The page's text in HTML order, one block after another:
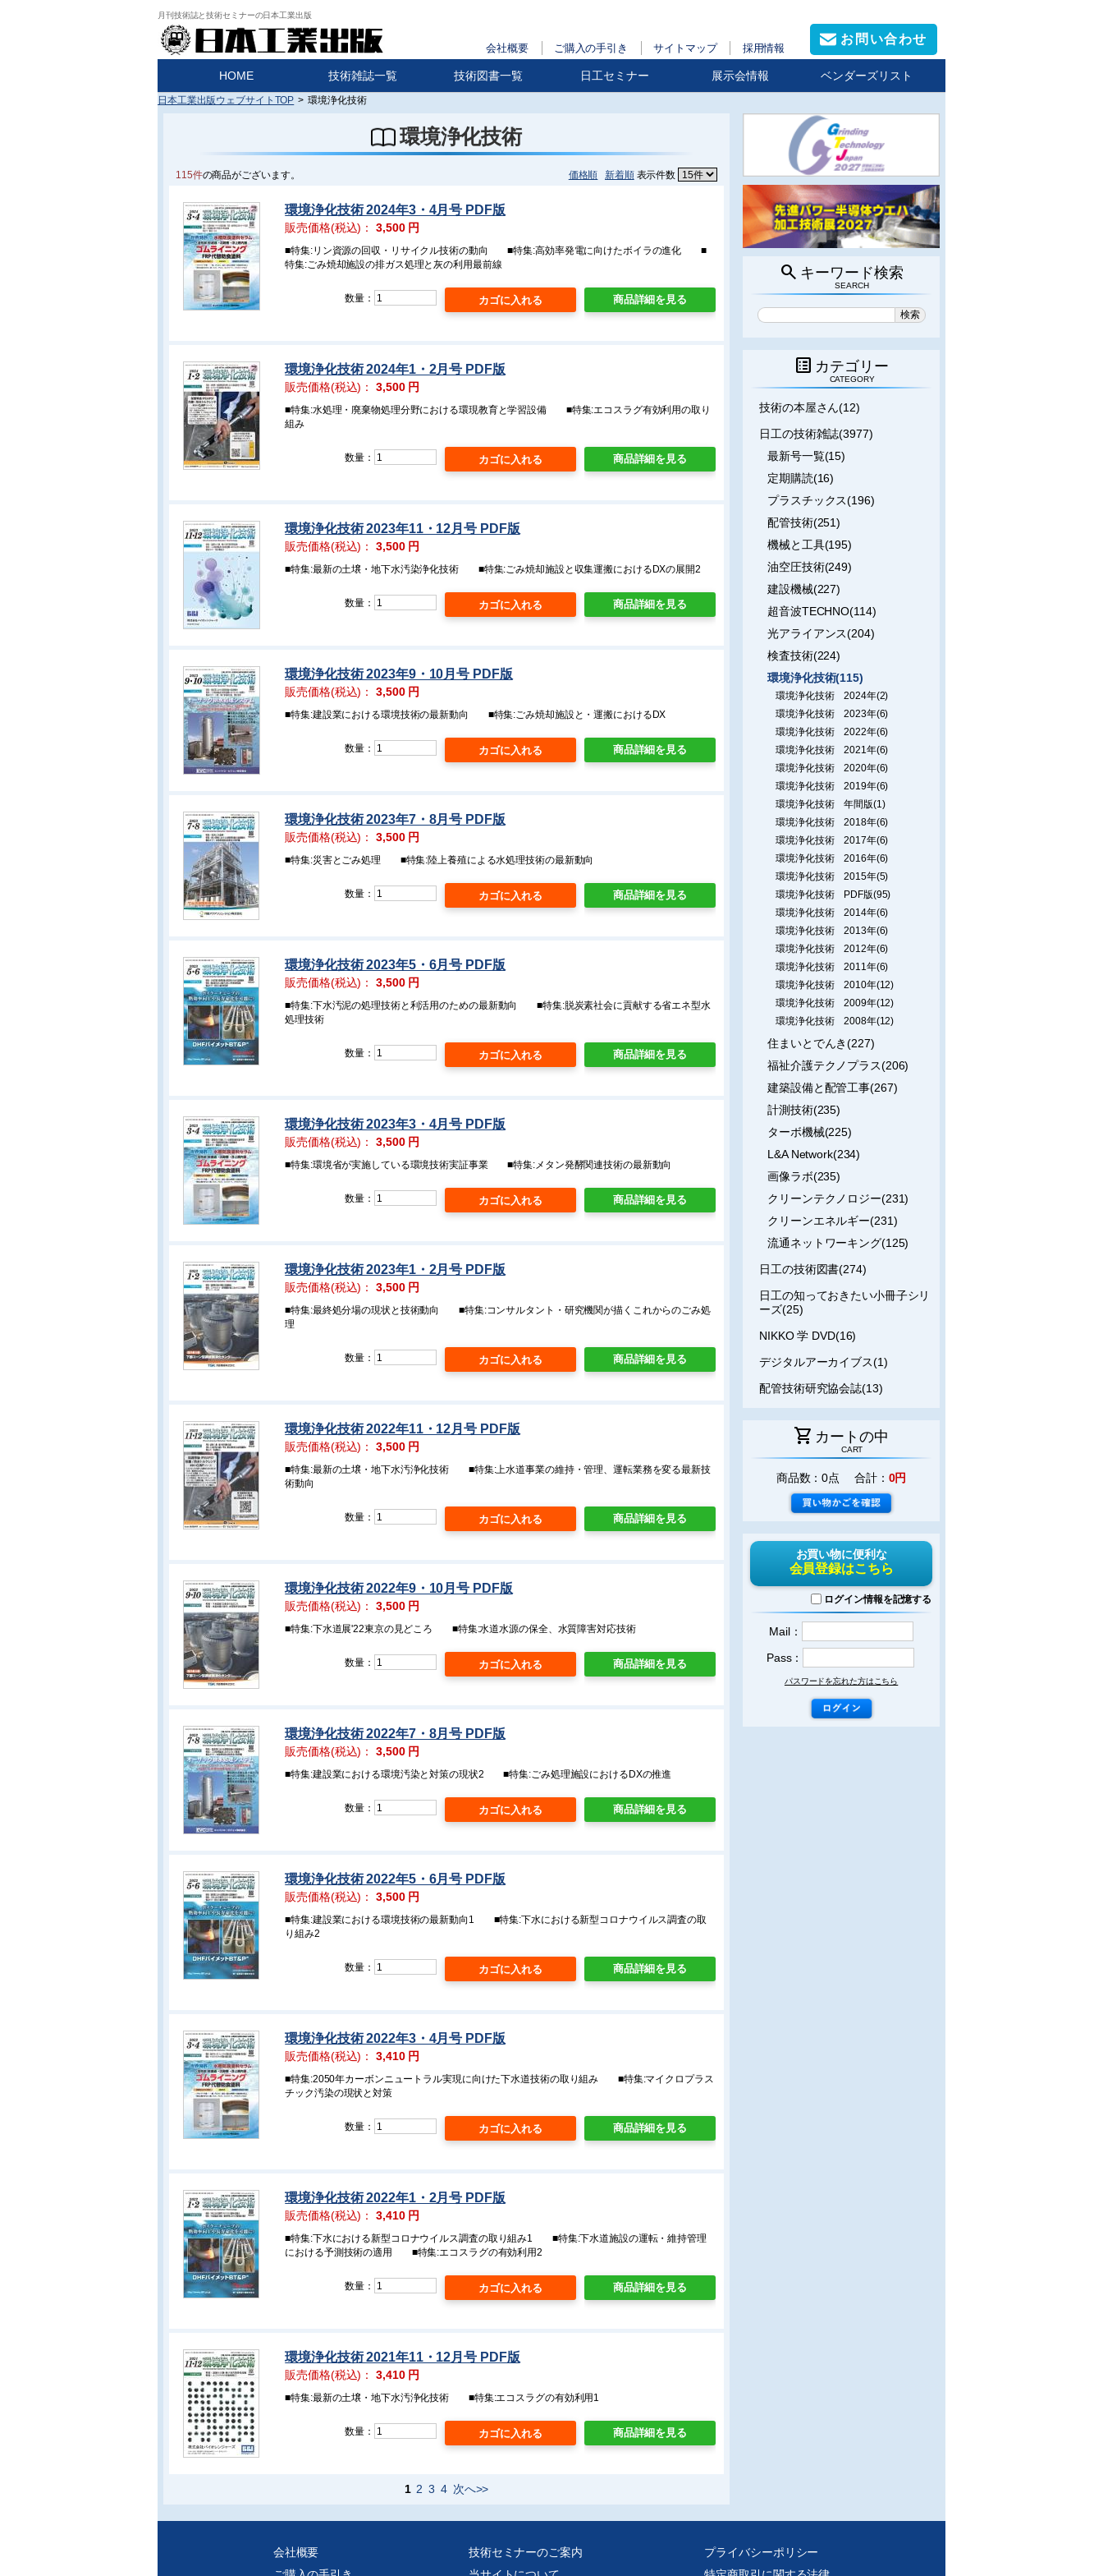
月刊技術誌と技術セミナーの日本工業出版
会社概要 ご購入の手引き サイトマップ 採用情報
お問い合わせ
HOME 技術雑誌一覧 技術図書一覧 日工セミナー 展示会情報 ベンダーズリスト
日本工業出版ウェブサイトTOP > 環境浄化技術
環境浄化技術
115件の商品がございます。 価格順 新着順表示件数
環境浄化技術 2024年3・4月号 PDF版
販売価格(税込)：3,500円
■特集:リン資源の回収・リサイクル技術の動向 ■特集:高効率発電に向けたボイラの進化 ■
特集:ごみ焼却施設の排ガス処理と灰の利用最前線
商品詳細を見る
数量：
環境浄化技術 2024年1・2月号 PDF版
販売価格(税込)：3,500円
■特集:水処理・廃棄物処理分野における環現教育と学習設備 ■特集:エコスラグ有効利用の取り
組み
商品詳細を見る
数量：
環境浄化技術 2023年11・12月号 PDF版
販売価格(税込)：3,500円
■特集:最新の土壌・地下水汚染浄化技術 ■特集:ごみ焼却施設と収集運搬におけるDXの展開2
商品詳細を見る
数量：
環境浄化技術 2023年9・10月号 PDF版
販売価格(税込)：3,500円
■特集:建設業における環境技術の最新動向 ■特集:ごみ焼却施設と・運搬におけるDX
商品詳細を見る
数量：
環境浄化技術 2023年7・8月号 PDF版
販売価格(税込)：3,500円
■特集:災害とごみ処理 ■特集:陸上養殖による水処理技術の最新動向
商品詳細を見る
数量：
環境浄化技術 2023年5・6月号 PDF版
販売価格(税込)：3,500円
■特集:下水汚泥の処理技術と利活用のための最新動向 ■特集:脱炭素社会に貢献する省エネ型水
処理技術
商品詳細を見る
数量：
環境浄化技術 2023年3・4月号 PDF版
販売価格(税込)：3,500円
■特集:環境省が実施している環境技術実証事業 ■特集:メタン発酵関連技術の最新動向
商品詳細を見る
数量：
環境浄化技術 2023年1・2月号 PDF版
販売価格(税込)：3,500円
■特集:最終処分場の現状と技術動向 ■特集:コンサルタント・研究機関が描くこれからのごみ処
理
商品詳細を見る
数量：
環境浄化技術 2022年11・12月号 PDF版
販売価格(税込)：3,500円
■特集:最新の土壌・地下水汚浄化技術 ■特集:上水道事業の維持・管理、運転業務を変る最新技
術動向
商品詳細を見る
数量：
環境浄化技術 2022年9・10月号 PDF版
販売価格(税込)：3,500円
■特集:下水道展'22東京の見どころ ■特集:水道水源の保全、水質障害対応技術
商品詳細を見る
数量：
環境浄化技術 2022年7・8月号 PDF版
販売価格(税込)：3,500円
■特集:建設業における環境汚染と対策の現状2 ■特集:ごみ処理施設におけるDXの推進
商品詳細を見る
数量：
環境浄化技術 2022年5・6月号 PDF版
販売価格(税込)：3,500円
■特集:建設業における環境技術の最新動向1 ■特集:下水における新型コロナウイルス調査の取
り組み2
商品詳細を見る
数量：
環境浄化技術 2022年3・4月号 PDF版
販売価格(税込)：3,410円
■特集:2050年カーボンニュートラル実現に向けた下水道技術の取り組み ■特集:マイクロプラス
チック汚染の現状と対策
商品詳細を見る
数量：
環境浄化技術 2022年1・2月号 PDF版
販売価格(税込)：3,410円
■特集:下水における新型コロナウイルス調査の取り組み1 ■特集:下水道施設の運転・維持管理
における予測技術の適用 ■特集:エコスラグの有効利用2
商品詳細を見る
数量：
環境浄化技術 2021年11・12月号 PDF版
販売価格(税込)：3,410円
■特集:最新の土壌・地下水汚浄化技術 ■特集:エコスラグの有効利用1
商品詳細を見る
数量：
1 2 3 4 次へ>>
search キーワード検索
SEARCH
list_alt カテゴリー
CATEGORY
技術の本屋さん(12)
日工の技術雑誌(3977)
最新号一覧(15)
定期購読(16)
プラスチックス(196)
配管技術(251)
機械と工具(195)
油空圧技術(249)
建設機械(227)
超音波TECHNO(114)
光アライアンス(204)
検査技術(224)
環境浄化技術(115)
環境浄化技術 2024年(2)
環境浄化技術 2023年(6)
環境浄化技術 2022年(6)
環境浄化技術 2021年(6)
環境浄化技術 2020年(6)
環境浄化技術 2019年(6)
環境浄化技術 年間版(1)
環境浄化技術 2018年(6)
環境浄化技術 2017年(6)
環境浄化技術 2016年(6)
環境浄化技術 2015年(5)
環境浄化技術 PDF版(95)
環境浄化技術 2014年(6)
環境浄化技術 2013年(6)
環境浄化技術 2012年(6)
環境浄化技術 2011年(6)
環境浄化技術 2010年(12)
環境浄化技術 2009年(12)
環境浄化技術 2008年(12)
住まいとでんき(227)
福祉介護テクノプラス(206)
建築設備と配管工事(267)
計測技術(235)
ターボ機械(225)
L&A Network(234)
画像ラボ(235)
クリーンテクノロジー(231)
クリーンエネルギー(231)
流通ネットワーキング(125)
日工の技術図書(274)
日工の知っておきたい小冊子シリ
ーズ(25)
NIKKO 学 DVD(16)
デジタルアーカイブス(1)
配管技術研究協会誌(13)
shopping_cart カートの中
CART
商品数：0点 合計： 0円
お買い物に便利な
会員登録はこちら
ログイン情報を記憶する
Mail：
Pass：
パスワードを忘れた方はこちら
会社概要
技術セミナーのご案内
プライバシーポリシー